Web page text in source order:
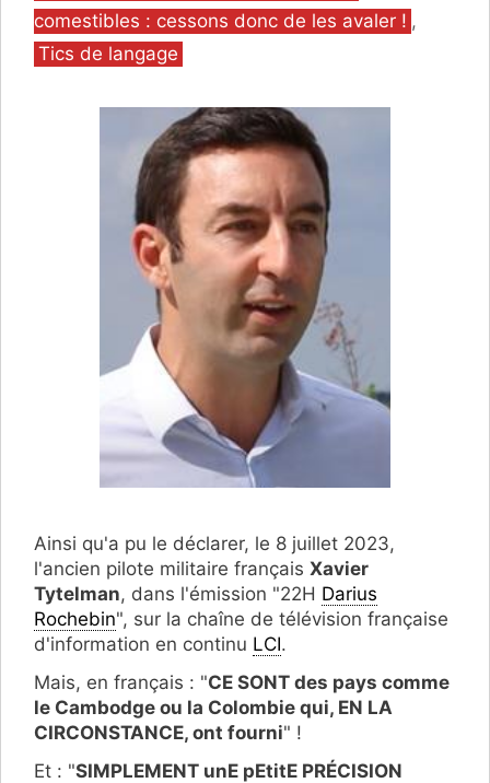
comestibles : cessons donc de les avaler ! ,
Tics de langage
Ainsi qu'a pu le déclarer, le 8 juillet 2023,
l'ancien pilote militaire français Xavier
Tytelman, dans l'émission "22H Darius
Rochebin", sur la chaîne de télévision française
d'information en continu LCI.
Mais, en français : "CE SONT des pays comme
le Cambodge ou la Colombie qui, EN LA
CIRCONSTANCE, ont fourni" !
Et : "SIMPLEMENT unE pEtitE PRÉCISION